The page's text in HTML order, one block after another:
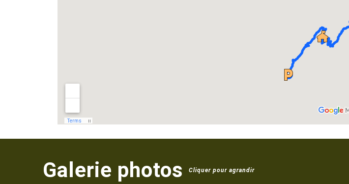
Galerie photos Cliquer pour agrandir